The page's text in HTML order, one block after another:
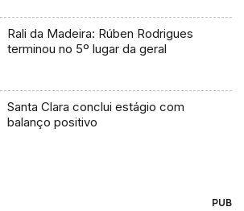
Rali da Madeira: Rúben Rodrigues
terminou no 5º lugar da geral
Santa Clara conclui estágio com
balanço positivo
PUB